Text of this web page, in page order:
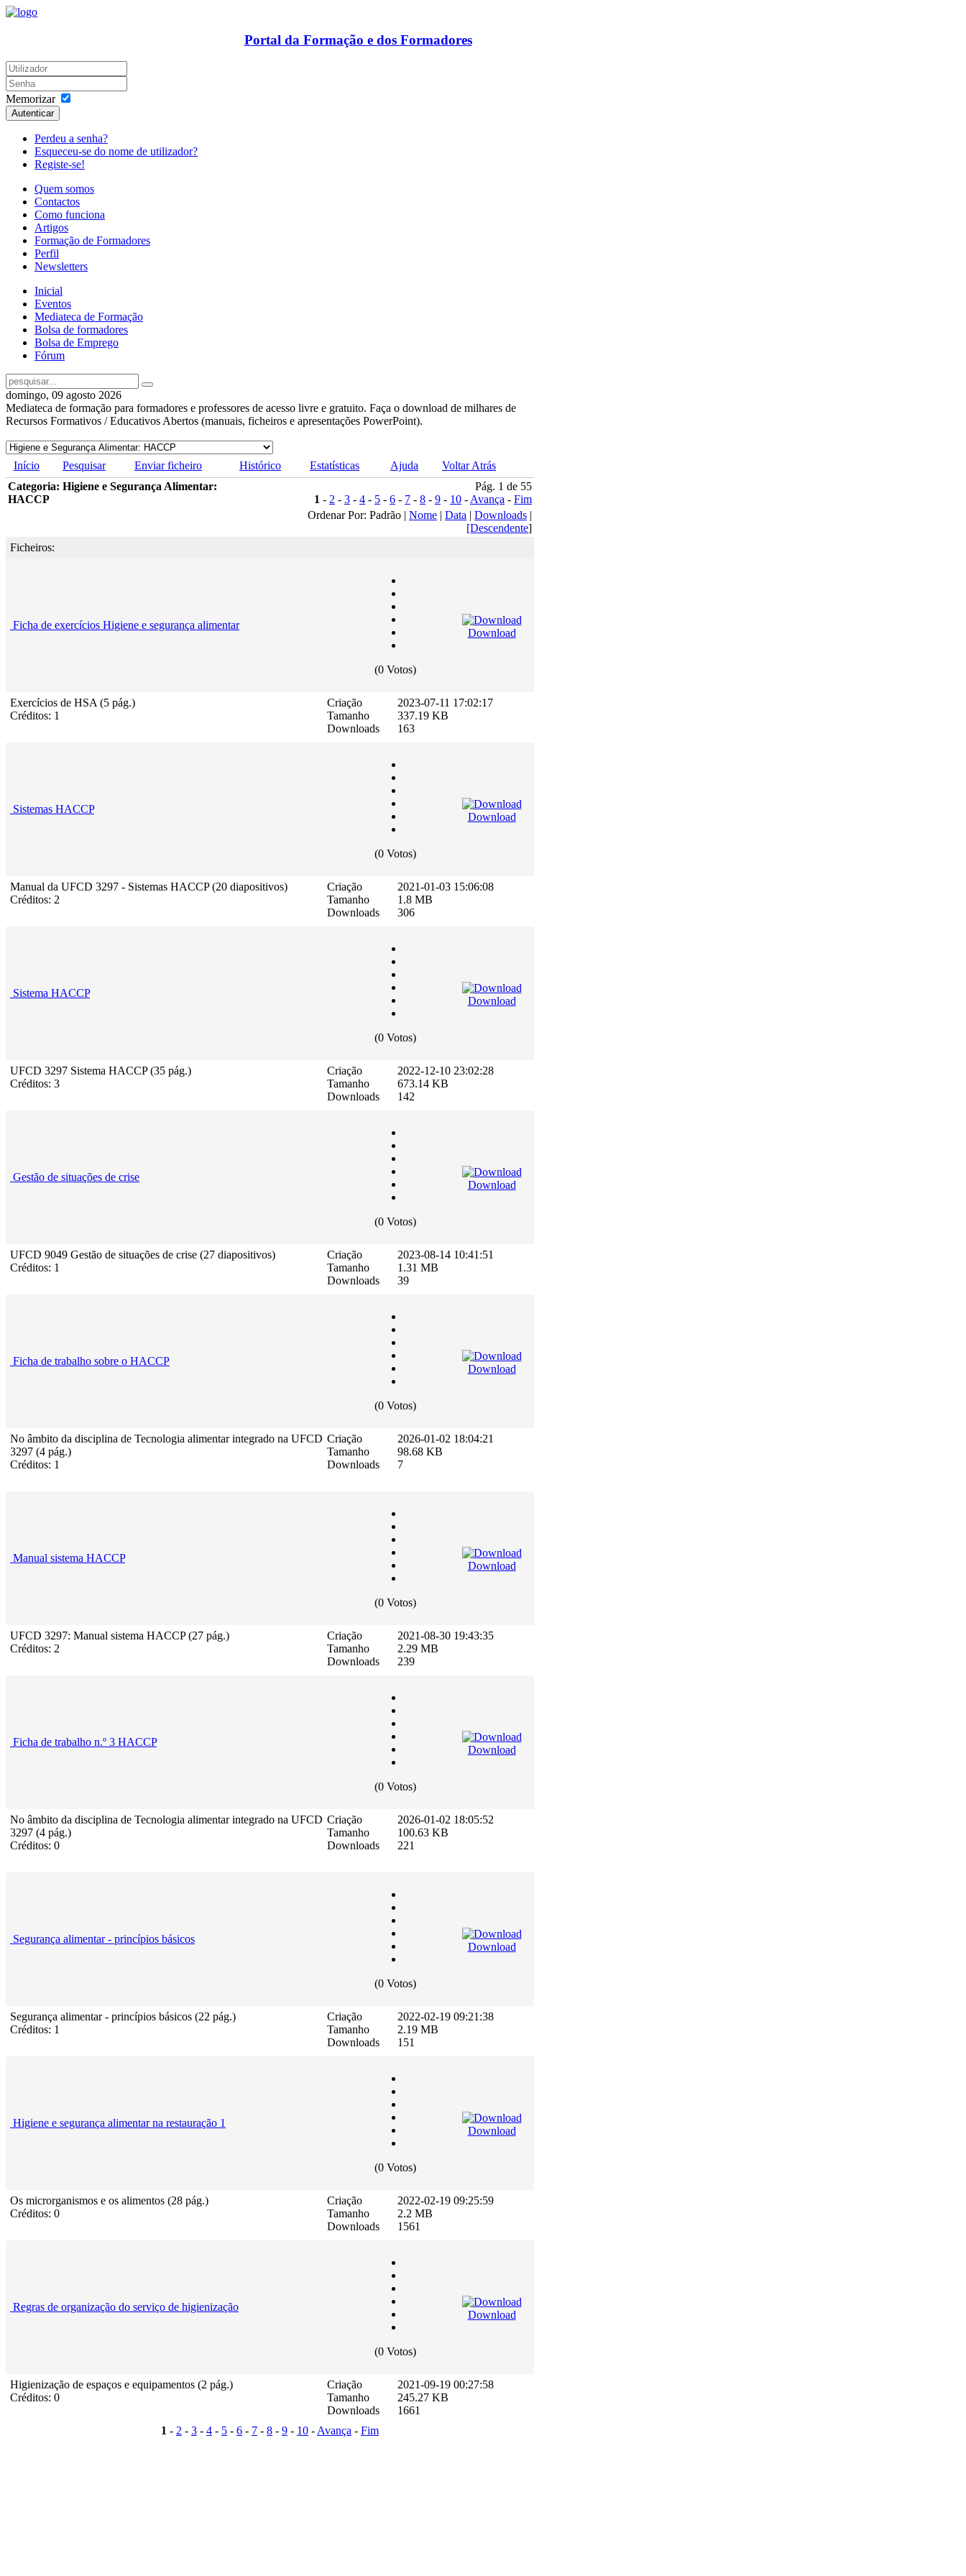
Portal da Formação e dos Formadores
Memorizar
Autenticar
Perdeu a senha?
Esqueceu-se do nome de utilizador?
Registe-se!
Quem somos
Contactos
Como funciona
Artigos
Formação de Formadores
Perfil
Newsletters
Inicial
Eventos
Mediateca de Formação
Bolsa de formadores
Bolsa de Emprego
Fórum
domingo, 09 agosto 2026
Mediateca de formação para formadores e professores de acesso livre e gratuito. Faça o download de milhares de
Recursos Formativos / Educativos Abertos (manuais, ficheiros e apresentações PowerPoint).
Início Pesquisar Enviar ficheiro Histórico Estatísticas Ajuda
Voltar Atrás
Categoria: Higiene e Segurança Alimentar:
HACCP
Pág. 1 de 55
1 - 2 - 3 - 4 - 5 - 6 - 7 - 8 - 9 - 10 -Avança - Fim
Ordenar Por: Padrão | Nome | Data | Downloads |
[Descendente]
Ficheiros:
Ficha de exercícios Higiene e segurança alimentar
(0 Votos)
Download
Exercícios de HSA (5 pág.)
Créditos: 1
Criação
Tamanho
Downloads
2023-07-11 17:02:17
337.19 KB
163
Sistemas HACCP
(0 Votos)
Download
Manual da UFCD 3297 - Sistemas HACCP (20 diapositivos)
Créditos: 2
Criação
Tamanho
Downloads
2021-01-03 15:06:08
1.8 MB
306
Sistema HACCP
(0 Votos)
Download
UFCD 3297 Sistema HACCP (35 pág.)
Créditos: 3
Criação
Tamanho
Downloads
2022-12-10 23:02:28
673.14 KB
142
Gestão de situações de crise
(0 Votos)
Download
UFCD 9049 Gestão de situações de crise (27 diapositivos)
Créditos: 1
Criação
Tamanho
Downloads
2023-08-14 10:41:51
1.31 MB
39
Ficha de trabalho sobre o HACCP
(0 Votos)
Download
No âmbito da disciplina de Tecnologia alimentar integrado na UFCD
3297 (4 pág.)
Créditos: 1
Criação
Tamanho
Downloads
2026-01-02 18:04:21
98.68 KB
7
Manual sistema HACCP
(0 Votos)
Download
UFCD 3297: Manual sistema HACCP (27 pág.)
Créditos: 2
Criação
Tamanho
Downloads
2021-08-30 19:43:35
2.29 MB
239
Ficha de trabalho n.º 3 HACCP
(0 Votos)
Download
No âmbito da disciplina de Tecnologia alimentar integrado na UFCD
3297 (4 pág.)
Créditos: 0
Criação
Tamanho
Downloads
2026-01-02 18:05:52
100.63 KB
221
Segurança alimentar - princípios básicos
(0 Votos)
Download
Segurança alimentar - princípios básicos (22 pág.)
Créditos: 1
Criação
Tamanho
Downloads
2022-02-19 09:21:38
2.19 MB
151
Higiene e segurança alimentar na restauração 1
(0 Votos)
Download
Os microrganismos e os alimentos (28 pág.)
Créditos: 0
Criação
Tamanho
Downloads
2022-02-19 09:25:59
2.2 MB
1561
Regras de organização do serviço de higienização
(0 Votos)
Download
Higienização de espaços e equipamentos (2 pág.)
Créditos: 0
Criação
Tamanho
Downloads
2021-09-19 00:27:58
245.27 KB
1661
1 - 2 - 3 - 4 - 5 - 6 - 7 - 8 - 9 - 10 -Avança - Fim